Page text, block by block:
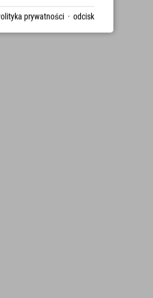
prywatności · odcisk